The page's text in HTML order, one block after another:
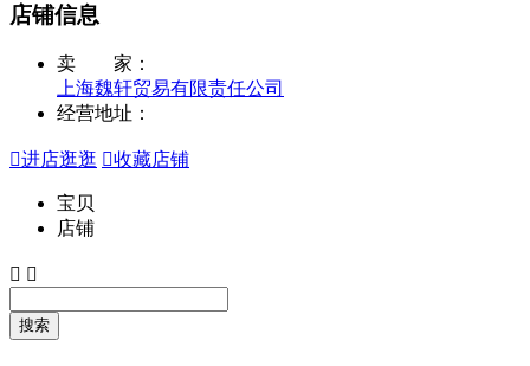
店铺信息
卖 家：
上海魏轩贸易有限责任公司
经营地址：
进店逛逛 收藏店铺
宝贝
店铺
 
搜索